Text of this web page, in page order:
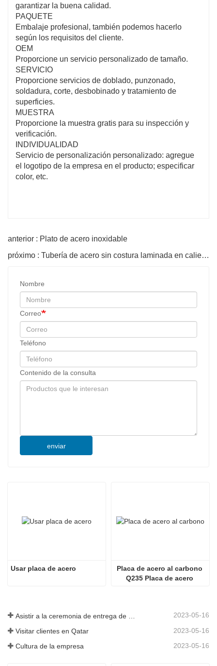
garantizar la buena calidad.
PAQUETE
Embalaje profesional, también podemos hacerlo
según los requisitos del cliente.
OEM
Proporcione un servicio personalizado de tamaño.
SERVICIO
Proporcione servicios de doblado, punzonado,
soldadura, corte, desbobinado y tratamiento de
superficies.
MUESTRA
Proporcione la muestra gratis para su inspección y
verificación.
INDIVIDUALIDAD
Servicio de personalización personalizado: agregue
el logotipo de la empresa en el producto; especificar
color, etc.
anterior : Plato de acero inoxidable
próximo : Tubería de acero sin costura laminada en caliente
Nombre
Correo
Teléfono
Contenido de la consulta
enviar
Usar placa de acero
Placa de acero al carbono
Q235 Placa de acero
2023-05-16
Visitar clientes en Qatar 2023-05-16
Cultura de la empresa 2023-05-16